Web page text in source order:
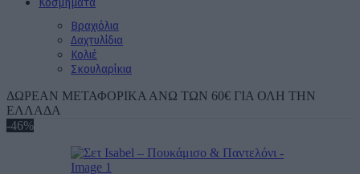
Βραχιόλια
Δαχτυλίδια
Κολιέ
Σκουλαρίκια
ΔΩΡΕΑΝ ΜΕΤΑΦΟΡΙΚΑ ΑΝΩ ΤΩΝ 60€ ΓΙΑ ΟΛΗ ΤΗΝ
ΕΛΛΑΔΑ
-46%